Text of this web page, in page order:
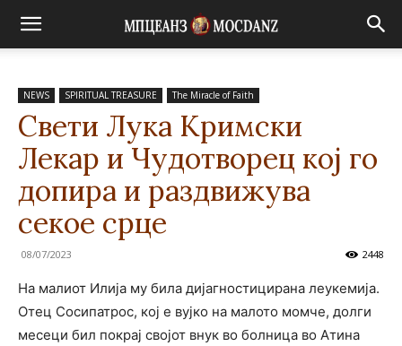
NEWS SPIRITUAL TREASURE The Miracle of Faith
Свети Лука Кримски
Лекар и Чудотворец кој го
допира и раздвижува
секое срце
08/07/2023 2448
На малиот Илија му била дијагностицирана леукемија.
Отец Сосипатрос, кој е вујко на малото момче, долги
месеци бил покрај својот внук во болница во Атина